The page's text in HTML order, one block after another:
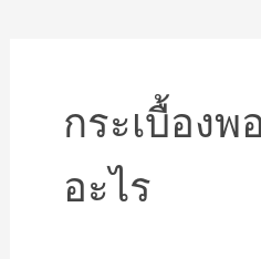
กระเบื้องพ
อะไร